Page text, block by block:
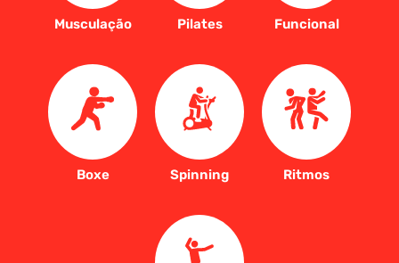
Musculação Pilates Funcional
Boxe Spinning Ritmos